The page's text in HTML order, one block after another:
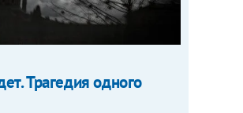
Трагедия одного